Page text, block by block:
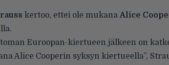
kertoo, ettei ole mukana Alice
Euroopan-kiertueen jälkeen on
Alice Cooperin syksyn kiertueella”,